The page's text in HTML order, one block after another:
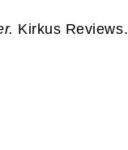
Kirkus Reviews.